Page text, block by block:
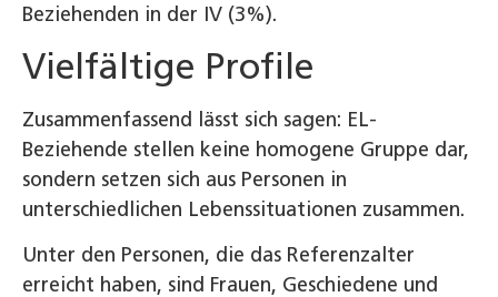
Beziehenden in der IV (3%).
Vielfältige Profile
Zusammenfassend lässt sich sagen: EL-
Beziehende stellen keine homogene Gruppe dar,
sondern setzen sich aus Personen in
unterschiedlichen Lebenssituationen zusammen.
Unter den Personen, die das Referenzalter
erreicht haben, sind Frauen, Geschiedene und